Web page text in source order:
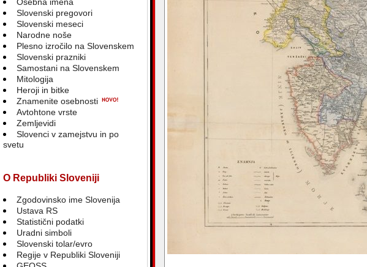
Slovenski pregovori
Slovenski meseci
Narodne noše
Plesno izročilo na Slovenskem
Slovenski prazniki
Samostani na Slovenskem
Mitologija
Heroji in bitke
Znamenite osebnosti
Avtohtone vrste
Zemljevidi
Slovenci v zamejstvu in po
svetu
O Republiki Sloveniji
Zgodovinsko ime Slovenija
Ustava RS
Statistični podatki
Uradni simboli
Slovenski tolar/evro
Regije v Republiki Sloveniji